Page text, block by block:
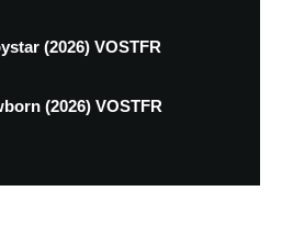
(2026) VOSTFR
(2026) VOSTFR